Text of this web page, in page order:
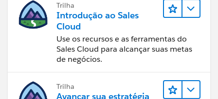
Trilha
Introdução ao Sales
Cloud
Use os recursos e as ferramentas do
Sales Cloud para alcançar suas metas
de negócios.
Trilha
Avançar sua estratégia